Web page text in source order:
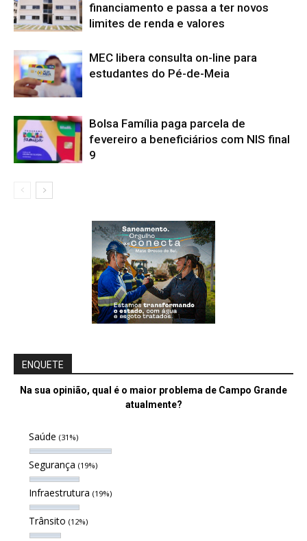
financiamento e passa a ter novos
limites de renda e valores
MEC libera consulta on-line para
estudantes do Pé-de-Meia
Bolsa Família paga parcela de
fevereiro a beneficiários com NIS final
9
ENQUETE
Na sua opinião, qual é o maior problema de Campo Grande
atualmente?
Saúde (31%)
Segurança (19%)
Infraestrutura (19%)
Trânsito (12%)